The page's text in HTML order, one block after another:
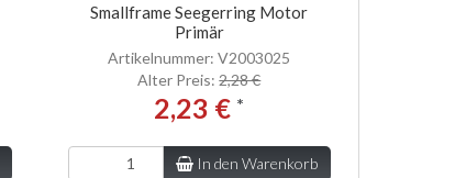
Smallframe Seegerring Motor
Primär
Artikelnummer: V2003025
Alter Preis:2,28 €
2,23 € *
In den Warenkorb